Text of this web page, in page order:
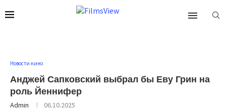
Новости кино
Анджей Сапковский выбрал бы Еву Грин на
роль Йеннифер
Admin 06.10.2025